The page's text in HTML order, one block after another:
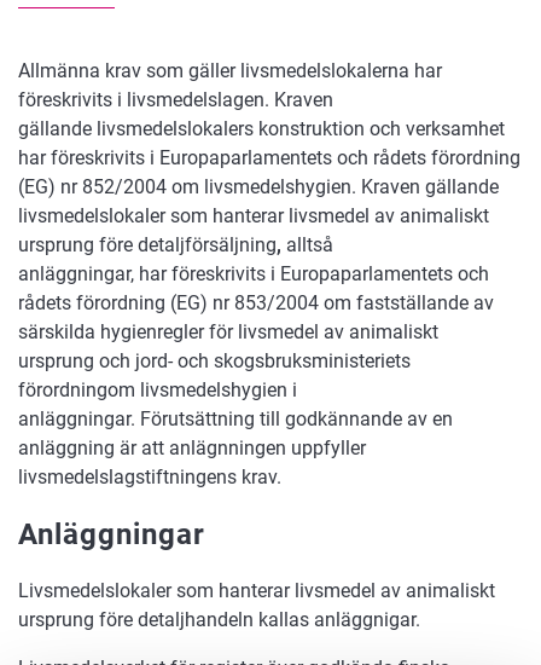
Allmänna krav som gäller livsmedelslokalerna har
föreskrivits i livsmedelslagen. Kraven
gällande livsmedelslokalers konstruktion och verksamhet
har föreskrivits i Europaparlamentets och rådets förordning
(EG) nr 852/2004 om livsmedelshygien. Kraven gällande
livsmedelslokaler som hanterar livsmedel av animaliskt
ursprung före detaljförsäljning, alltså
anläggningar, har föreskrivits i Europaparlamentets och
rådets förordning (EG) nr 853/2004 om fastställande av
särskilda hygienregler för livsmedel av animaliskt
ursprung och jord- och skogsbruksministeriets
förordningom livsmedelshygien i
anläggningar. Förutsättning till godkännande av en
anläggning är att anlägnningen uppfyller
livsmedelslagstiftningens krav.
Anläggningar
Livsmedelslokaler som hanterar livsmedel av animaliskt
ursprung före detaljhandeln kallas anläggnigar.